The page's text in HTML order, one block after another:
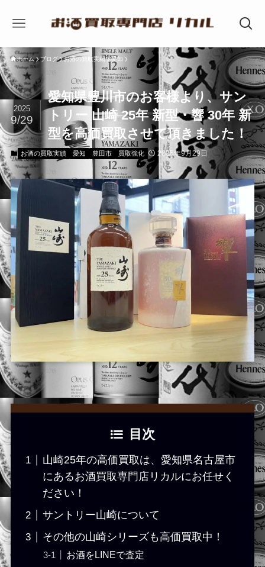
ホーム ブログ お酒の買取実績 愛知
愛知県豊川市のお客様より、サン
トリー 山崎 25年 新型・響 30年 新
型を高価買取させて頂きました！
2025
9/29
お酒の買取実績 愛知 豊田市 買取強化 2025年9月29日
目次
山崎25年の高価買取は、愛知県名古屋市
にあるお酒買取専門店リカルにお任せく
ださい！
サントリー山崎について
その他の山崎シリーズも高価買取中！
お酒をLINEで査定